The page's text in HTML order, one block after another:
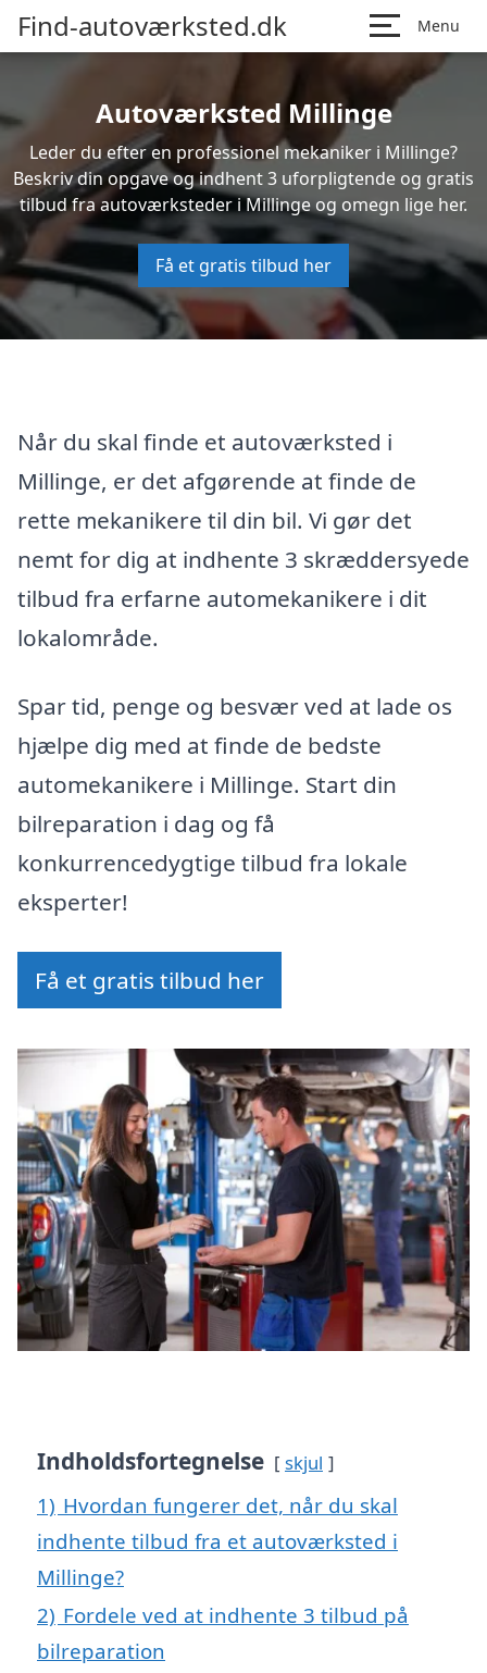
Find-autoværksted.dk Menu
Autoværksted Millinge
Leder du efter en professionel mekaniker i Millinge?
Beskriv din opgave og indhent 3 uforpligtende og gratis
tilbud fra autoværksteder i Millinge og omegn lige her.
Få et gratis tilbud her
Når du skal finde et autoværksted i
Millinge, er det afgørende at finde de
rette mekanikere til din bil. Vi gør det
nemt for dig at indhente 3 skræddersyede
tilbud fra erfarne automekanikere i dit
lokalområde.
Spar tid, penge og besvær ved at lade os
hjælpe dig med at finde de bedste
automekanikere i Millinge. Start din
bilreparation i dag og få
konkurrencedygtige tilbud fra lokale
eksperter!
Få et gratis tilbud her
Indholdsfortegnelse skjul
1) Hvordan fungerer det, når du skal
indhente tilbud fra et autoværksted i
Millinge?
2) Fordele ved at indhente 3 tilbud på
bilreparation